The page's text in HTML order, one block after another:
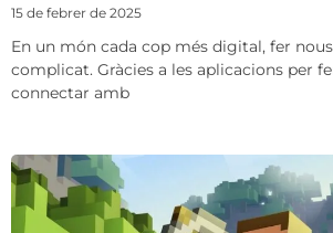
15 de febrer de 2025
En un món cada cop més digital, fer
complicat. Gràcies a les aplicacions per
connectar amb